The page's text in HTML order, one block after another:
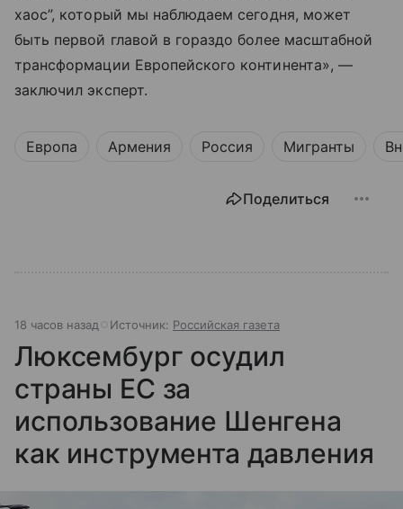
хаос”, который мы наблюдаем сегодня, может
быть первой главой в гораздо более масштабной
трансформации Европейского континента», —
заключил эксперт.
Европа Армения Россия Мигранты
Поделиться
18 часов назад Источник: Российская газета
Люксембург осудил
страны ЕС за
использование Шенгена
как инструмента давления